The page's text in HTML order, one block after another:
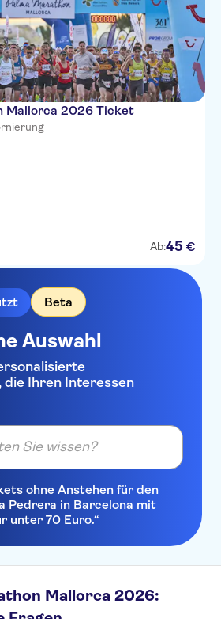
TUI Palma Marathon Mallorca 2026 Ticket
Ab:45 €
Beta
Auswahl
die Ihren Interessen
Sie wissen?
ohne Anstehen für den
Pedrera in Barcelona mit
unter 70 Euro.“
Mallorca 2026: